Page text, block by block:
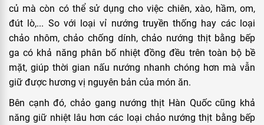
củ mà còn có thể sử dụng cho việc chiên, xào, hầm, om,
đút lò,... So với loại vỉ nướng truyền thống hay các loại
chảo nhôm, chảo chống dính, chảo nướng thịt bằng bếp
ga có khả năng phân bố nhiệt đồng đều trên toàn bộ bề
mặt, giúp thời gian nấu nướng nhanh chóng hơn mà vẫn
giữ được hương vị nguyên bản của món ăn.
Bên cạnh đó, chảo gang nướng thịt Hàn Quốc cũng khả
năng giữ nhiệt lâu hơn các loại chảo nướng thịt bằng bếp